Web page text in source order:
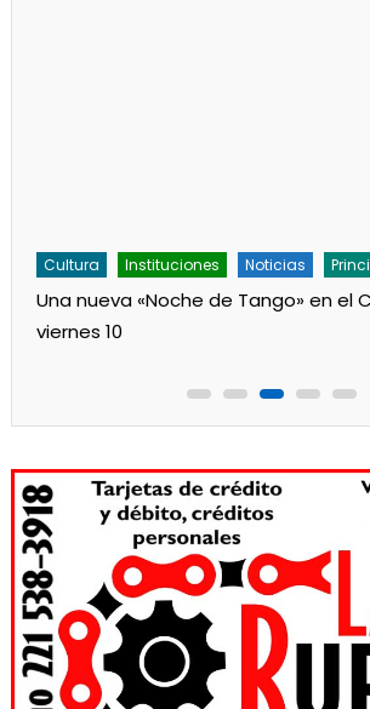
Cultura Instituciones Noticias
Una nueva «Noche de Tango» en el
viernes 10